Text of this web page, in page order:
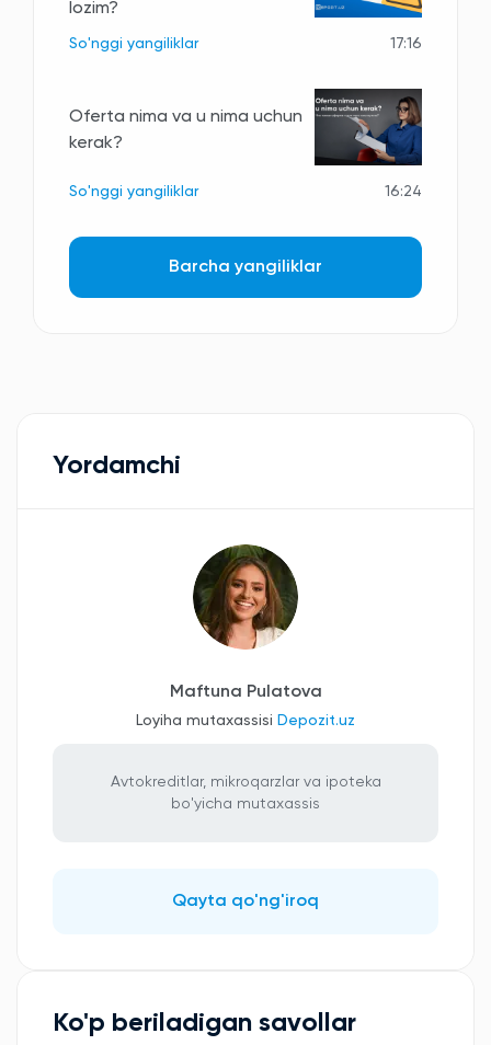
lozim?
So'nggi yangiliklar 17:16
Oferta nima va u nima uchun
kerak?
So'nggi yangiliklar 16:24
Barcha yangiliklar
Yordamchi
Maftuna Pulatova
Loyiha mutaxassisi Depozit.uz
Avtokreditlar, mikroqarzlar va ipoteka
bo'yicha mutaxassis
Qayta qo'ng'iroq
Ko'p beriladigan savollar